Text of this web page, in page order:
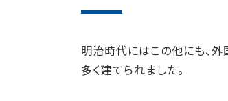
明治時代にはこの他にも、
多く建てられました。